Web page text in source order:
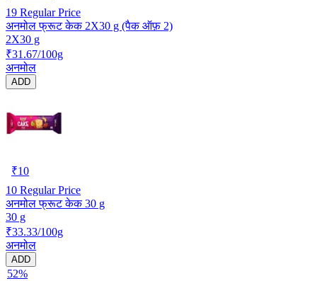
19 Regular Price
अनमोल फ्रूट केक 2X30 g (पैक ऑफ़ 2)
2X30 g
₹31.67/100g
अनमोल
ADD
₹10
10 Regular Price
अनमोल फ्रूट केक 30 g
30 g
₹33.33/100g
अनमोल
ADD
52%